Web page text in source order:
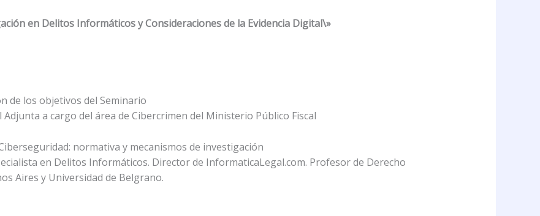
en Delitos Informáticos y Consideraciones de la Evidencia Digital\»
de los objetivos del Seminario
Adjunta a cargo del área de Cibercrimen del Ministerio Público Fiscal
normativa y mecanismos de investigación
en Delitos Informáticos. Director de InformaticaLegal.com. Profesor de Derecho
Aires y Universidad de Belgrano.